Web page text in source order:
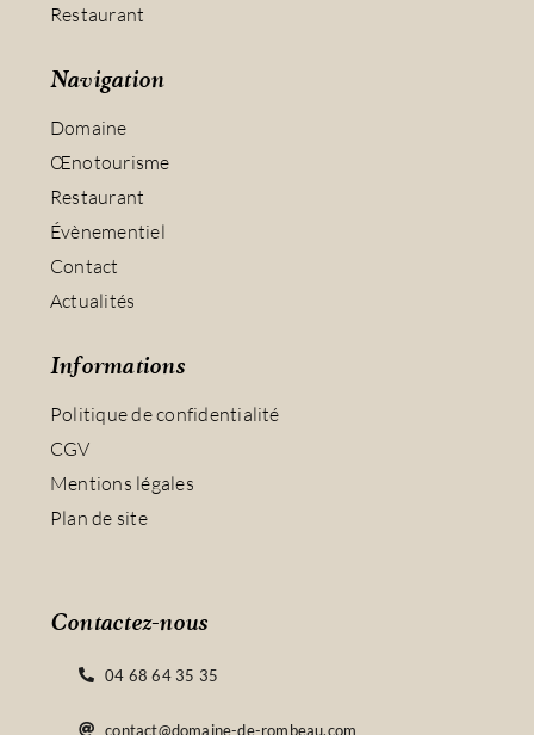
Restaurant
Navigation
Domaine
Œnotourisme
Restaurant
Évènementiel
Contact
Actualités
Informations
Politique de confidentialité
CGV
Mentions légales
Plan de site
Contactez-nous
04 68 64 35 35
contact@domaine-de-rombeau.com